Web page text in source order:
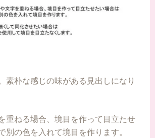
素朴な感じの味がある見出しになり
重ねる場合、境目を作って目立たせ
別の色を入れて境目を作ります。